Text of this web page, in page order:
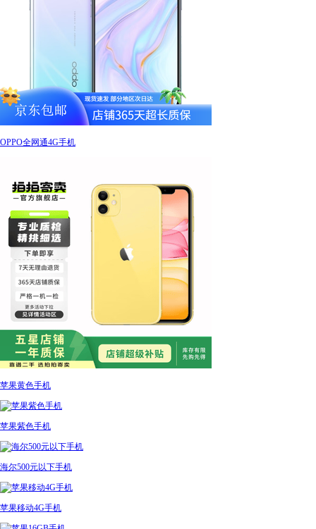
OPPO全网通4G手机
苹果黄色手机
苹果紫色手机
海尔500元以下手机
苹果移动4G手机